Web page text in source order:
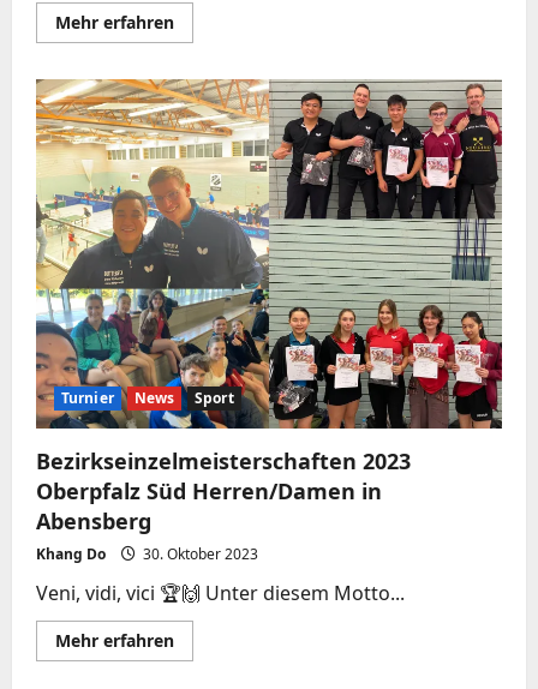
Mehr erfahrenMehr
Informationen
Teilnahme
bei
den
Verbandsbereich-
Einzelmeisterschaften
Bayern
Süd-
Ost
Jugend
19/15/13
Turnier News Sport
Bezirkseinzelmeisterschaften 2023
Oberpfalz Süd Herren/Damen in
Abensberg
Khang Do 30. Oktober 2023
Veni, vidi, vici 🏆🙌 Unter diesem Motto...
Mehr erfahrenMehr
Informationen